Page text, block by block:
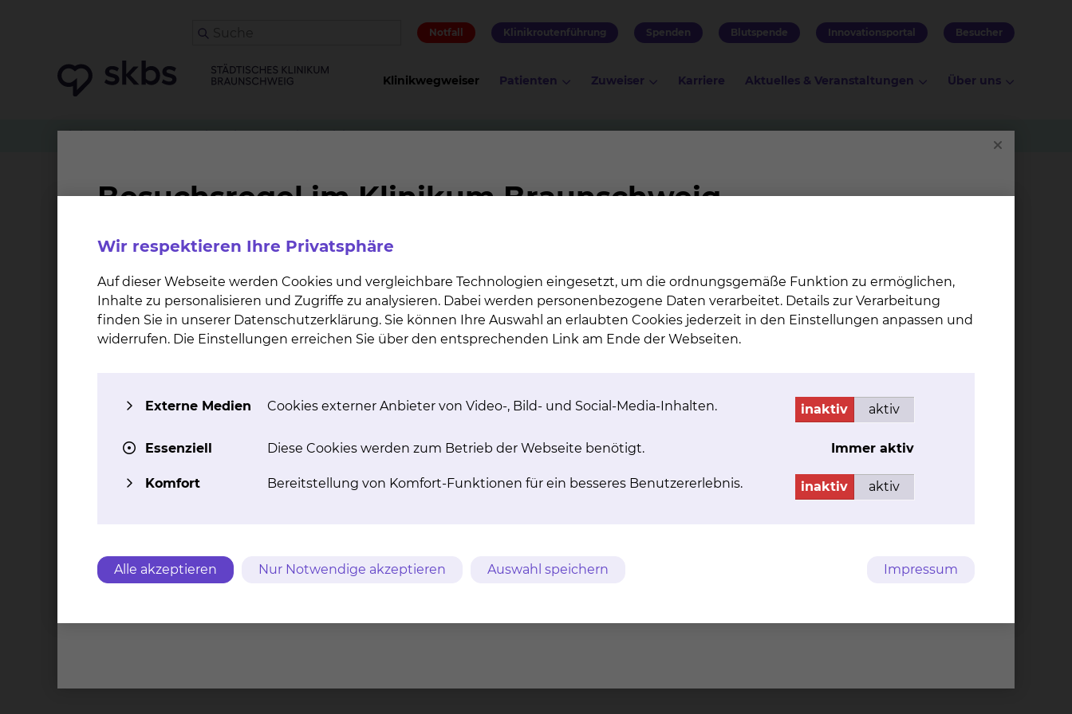
Notfall Klinikroutenführung Spenden Blutspende Innovationsportal Besucher
Klinikwegweiser Patienten Zuweiser Karriere Aktuelles & Veranstaltungen Über uns
Klinikwegweiser Kardiologie & Intensivmedizin Famulatur (Medizinstudium)
Famulatur (Medizinstudium)
Im Städtischen Klinikum Braunschweig können Sie in allen medizinischen Fachrichtungen Famulaturen absolvieren. Als Akademisches
Wir respektieren Ihre Privatsphäre
Auf dieser Webseite werden Cookies und vergleichbare Technologien eingesetzt, um die ordnungsgemäße Funktion zu ermöglichen,
Inhalte zu personalisieren und Zugriffe zu analysieren. Dabei werden personenbezogene Daten verarbeitet. Details zur Verarbeitung
finden Sie in unserer Datenschutzerklärung. Sie können Ihre Auswahl an erlaubten Cookies jederzeit in den Einstellungen anpassen und
widerrufen. Die Einstellungen erreichen Sie über den entsprechenden Link am Ende der Webseiten.
Externe Medien Cookies externer Anbieter von Video-, Bild- und Social-Media-Inhalten. inaktiv aktiv
Essenziell Diese Cookies werden zum Betrieb der Webseite benötigt. Immer aktiv
Komfort Bereitstellung von Komfort-Funktionen für ein besseres Benutzererlebnis. inaktiv aktiv
Alle akzeptieren Nur Notwendige akzeptieren Auswahl speichern Impressum